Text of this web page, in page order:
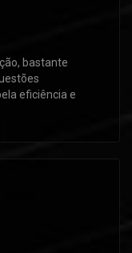
bastante
eficiência e